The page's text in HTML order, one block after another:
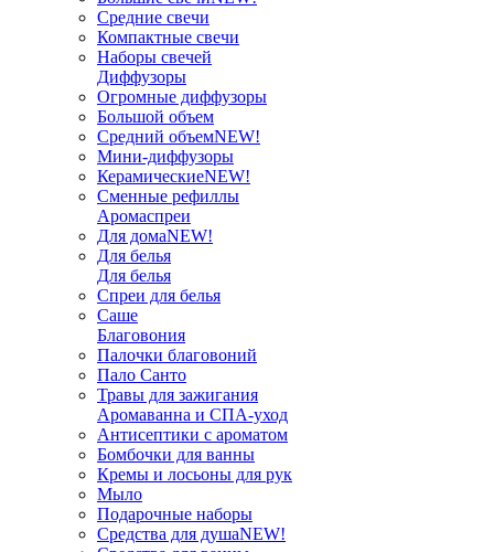
Средние свечи
Компактные свечи
Наборы свечей
Диффузоры
Огромные диффузоры
Большой объем
Средний объемNEW!
Мини-диффузоры
КерамическиеNEW!
Сменные рефиллы
Аромаспреи
Для домаNEW!
Для белья
Для белья
Спреи для белья
Саше
Благовония
Палочки благовоний
Пало Санто
Травы для зажигания
Аромаванна и СПА-уход
Антисептики с ароматом
Бомбочки для ванны
Кремы и лосьоны для рук
Мыло
Подарочные наборы
Средства для душаNEW!